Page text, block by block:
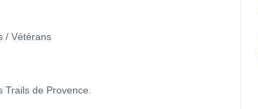
/ Vétérans
de Provence.